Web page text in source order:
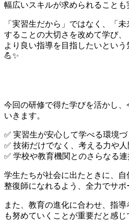
幅広いスキルが求められることも
「実習生だから」ではなく、「
することの大切さを改めて学び、
より良い指導を目指したいとい
💪✨
今回の研修で得た学びを活かし
いきます。
✅ 実習生が安心して学べる環境づ
✅ 技術だけでなく、考える力や
✅ 学校や教育機関とのさらなる
学生たちが社会に出たときに、
整復師になれるよう、全力でサポ
また、教育の進化に合わせ、指
も努めていくことが重要だと感じ